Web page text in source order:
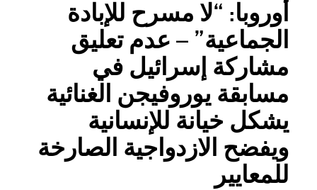
أوروبا: “لا مسرح للإبادة
الجماعية” – عدم تعليق
مشاركة إسرائيل في
مسابقة يوروفيجن الغنائية
يشكل خيانة للإنسانية
ويفضح الازدواجية الصارخة
للمعايير